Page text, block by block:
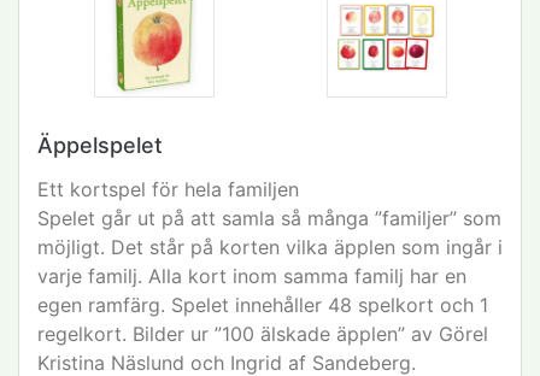
Äppelspelet
Ett kortspel för hela familjen
Spelet går ut på att samla så många ”familjer” som
möjligt. Det står på korten vilka äpplen som ingår i
varje familj. Alla kort inom samma familj har en
egen ramfärg. Spelet innehåller 48 spelkort och 1
regelkort. Bilder ur ”100 älskade äpplen” av Görel
Kristina Näslund och Ingrid af Sandeberg.